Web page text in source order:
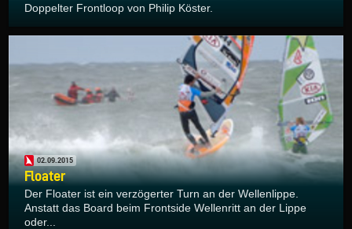
Doppelter Frontloop von Philip Köster.
02.09.2015
Floater
Der Floater ist ein verzögerter Turn an der Wellenlippe.
Anstatt das Board beim Frontside Wellenritt an der Lippe
oder...